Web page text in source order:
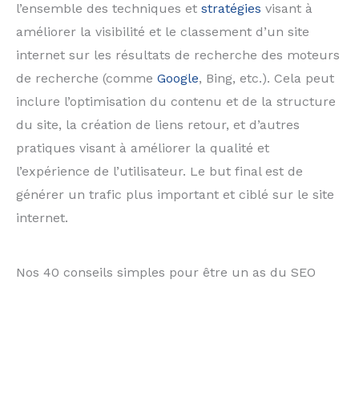
l’ensemble des techniques et stratégies visant à
améliorer la visibilité et le classement d’un site
internet sur les résultats de recherche des moteurs
de recherche (comme Google, Bing, etc.). Cela peut
inclure l’optimisation du contenu et de la structure
du site, la création de liens retour, et d’autres
pratiques visant à améliorer la qualité et
l’expérience de l’utilisateur. Le but final est de
générer un trafic plus important et ciblé sur le site
internet.
Nos 40 conseils simples pour être un as du SEO